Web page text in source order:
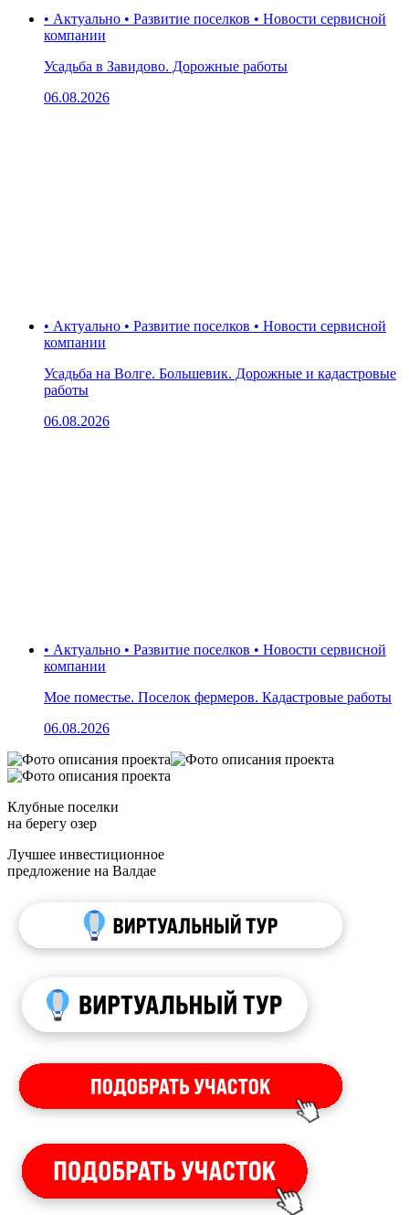
• Актуально • Развитие поселков • Новости сервисной
компании
Усадьба в Завидово. Дорожные работы
06.08.2026
• Актуально • Развитие поселков • Новости сервисной
компании
Усадьба на Волге. Большевик. Дорожные и кадастровые
работы
06.08.2026
• Актуально • Развитие поселков • Новости сервисной
компании
Мое поместье. Поселок фермеров. Кадастровые работы
06.08.2026
Клубные поселки
на берегу озер
Лучшее инвестиционное
предложение на Валдае